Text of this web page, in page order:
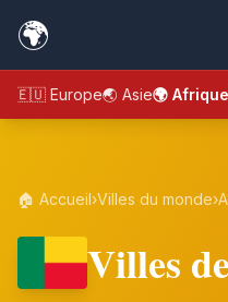
🌍
🇪🇺 Europe🌏 Asie🌍 Afrique
🏠 Accueil›Villes du monde›
Villes